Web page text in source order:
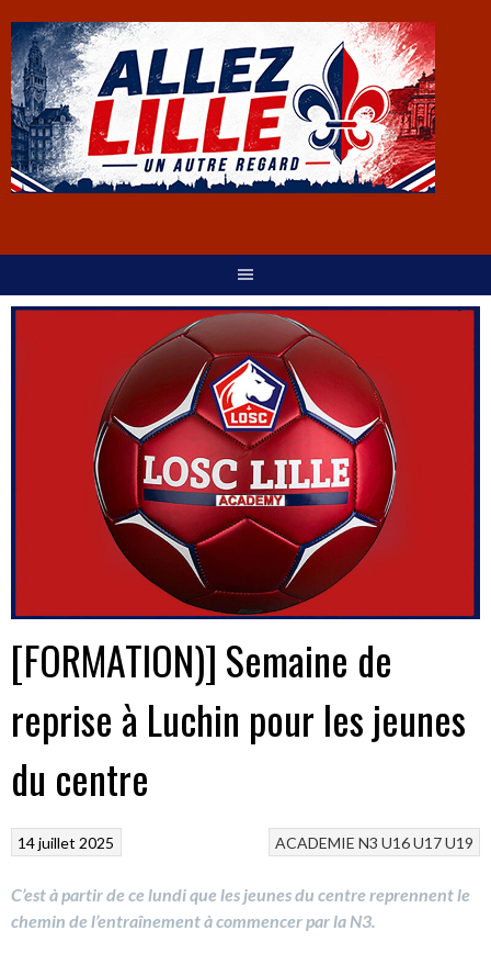
[FORMATION)] Semaine de
reprise à Luchin pour les jeunes
du centre
ACADEMIE N3 U16U17U19
14 juillet 2025
C’est à partir de ce lundi que les jeunes du centre reprennent le
chemin de l’entraînement à commencer par la N3.